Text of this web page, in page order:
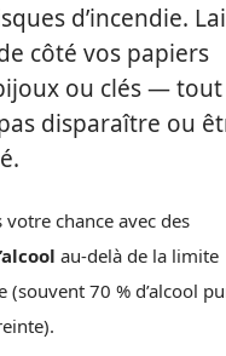
d’incendie.
côté vos papiers
ou clés — tout
disparaître ou
votre chance avec des
au-delà de la limite
(souvent 70 % d’alcool